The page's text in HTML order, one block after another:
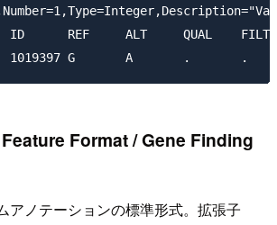
ID      REF     ALT     QUAL
Format / Gene Finding
アノテーションの標準形式。拡張子